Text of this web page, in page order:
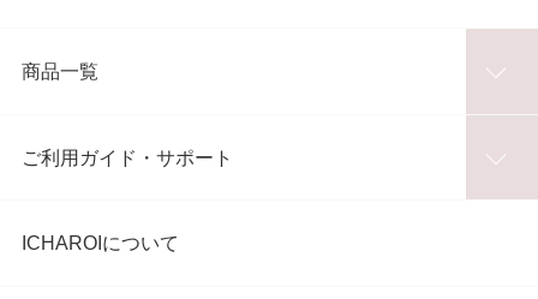
商品一覧
ご利用ガイド・サポート
ICHAROIについて